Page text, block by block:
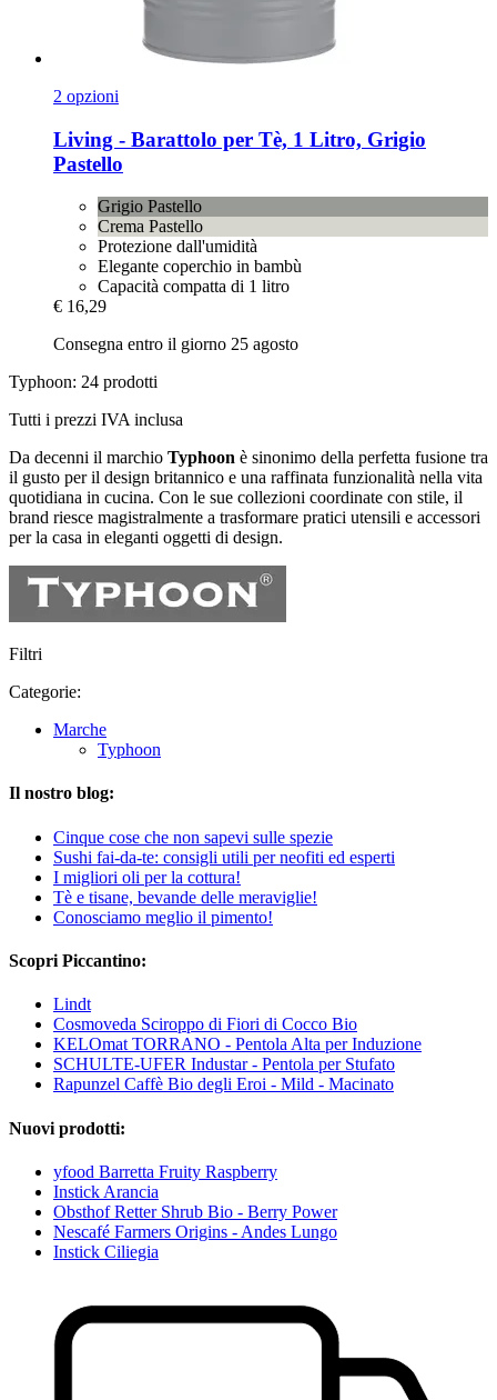
2 opzioni
Living -​ Barattolo per Tè, 1 Litro, Grigio
Pastello
Grigio Pastello
Crema Pastello
Protezione dall'umidità
Elegante coperchio in bambù
Capacità compatta di 1 litro
€ 16,29
Consegna entro il giorno 25 agosto
Typhoon: 24 prodotti
Tutti i prezzi IVA inclusa
Da decenni il marchio Typhoon è sinonimo della perfetta fusione tra
il gusto per il design britannico e una raffinata funzionalità nella vita
quotidiana in cucina. Con le sue collezioni coordinate con stile, il
brand riesce magistralmente a trasformare pratici utensili e accessori
per la casa in eleganti oggetti di design.
Filtri
Categorie:
Marche
Typhoon
Il nostro blog:
Cinque cose che non sapevi sulle spezie
Sushi fai-da-te: consigli utili per neofiti ed esperti
I migliori oli per la cottura!
Tè e tisane, bevande delle meraviglie!
Conosciamo meglio il pimento!
Scopri Piccantino:
Lindt
Cosmoveda Sciroppo di Fiori di Cocco Bio
KELOmat TORRANO - Pentola Alta per Induzione
SCHULTE-UFER Industar - Pentola per Stufato
Rapunzel Caffè Bio degli Eroi - Mild - Macinato
Nuovi prodotti:
yfood Barretta Fruity Raspberry
Instick Arancia
Obsthof Retter Shrub Bio - Berry Power
Nescafé Farmers Origins - Andes Lungo
Instick Ciliegia